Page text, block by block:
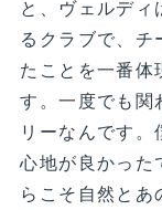
と、ヴェルデ
るクラブで、チ
たことを一番体
す。一度でも関
リーなんです
心地が良かった
らこそ自然とあ